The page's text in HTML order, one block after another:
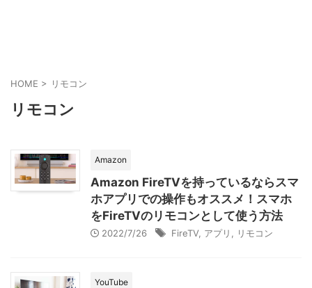
HOME > リモコン
リモコン
Amazon
Amazon FireTVを持っているならスマ
ホアプリでの操作もオススメ！スマホ
をFireTVのリモコンとして使う方法
2022/7/26 FireTV, アプリ リモコン
YouTube